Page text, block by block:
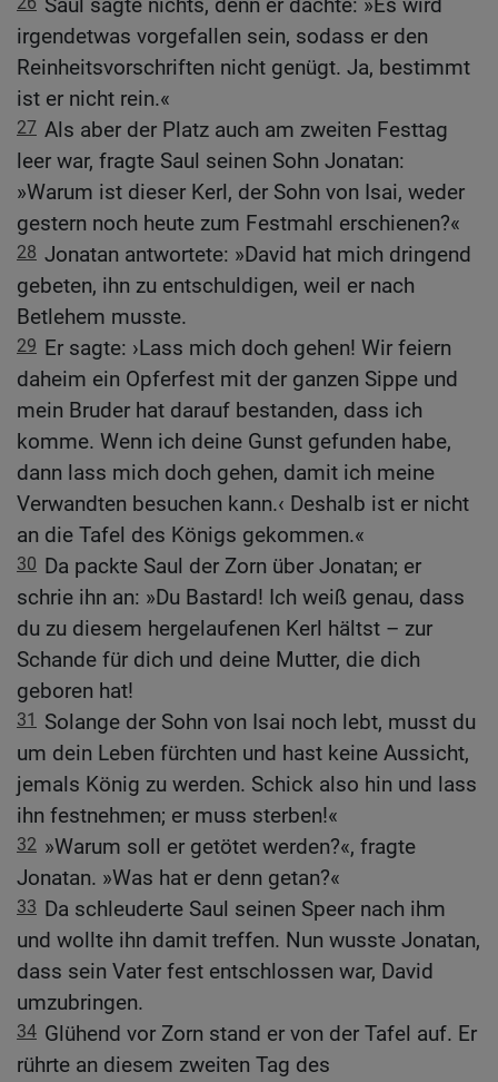
Saul sagte nichts, denn er dachte: »Es wird
irgendetwas vorgefallen sein, sodass er den
Reinheitsvorschriften nicht genügt. Ja, bestimmt
ist er nicht rein.«
27 Als aber der Platz auch am zweiten Festtag
leer war, fragte Saul seinen Sohn Jonatan:
»Warum ist dieser Kerl, der Sohn von Isai, weder
gestern noch heute zum Festmahl erschienen?«
28 Jonatan antwortete: »David hat mich dringend
gebeten, ihn zu entschuldigen, weil er nach
Betlehem musste.
29 Er sagte: ›Lass mich doch gehen! Wir feiern
daheim ein Opferfest mit der ganzen Sippe und
mein Bruder hat darauf bestanden, dass ich
komme. Wenn ich deine Gunst gefunden habe,
dann lass mich doch gehen, damit ich meine
Verwandten besuchen kann.‹ Deshalb ist er nicht
an die Tafel des Königs gekommen.«
30 Da packte Saul der Zorn über Jonatan; er
schrie ihn an: »Du Bastard! Ich weiß genau, dass
du zu diesem hergelaufenen Kerl hältst – zur
Schande für dich und deine Mutter, die dich
geboren hat!
31
Solange der Sohn von Isai noch lebt, musst du
um dein Leben fürchten und hast keine Aussicht,
jemals König zu werden. Schick also hin und lass
ihn festnehmen; er muss sterben!«
32 »Warum soll er getötet werden?«, fragte
Jonatan. »Was hat er denn getan?«
33 Da schleuderte Saul seinen Speer nach ihm
und wollte ihn damit treffen. Nun wusste Jonatan,
dass sein Vater fest entschlossen war, David
umzubringen.
34 Glühend vor Zorn stand er von der Tafel auf. Er
rührte an diesem zweiten Tag des